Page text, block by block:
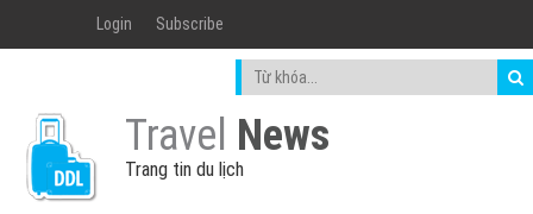
Login Subscribe
Travel News
Trang tin du lịch